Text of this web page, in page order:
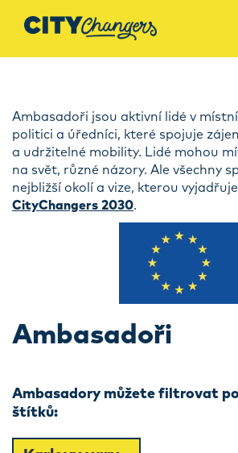
Ambasadoři jsou aktivní lidé v
politici a úředníci, které spojuje
a udržitelné mobility. Lidé mohou
na svět, různé názory. Ale všechny
nejbližší okolí a vize, kterou vyjadřuje
CityChangers 2030.
Ambasadoři
Ambasadory můžete filtrovat
štítků: